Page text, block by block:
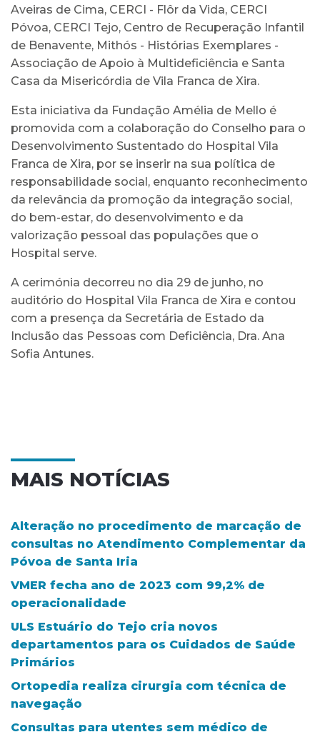
Aveiras de Cima, CERCI - Flôr da Vida, CERCI
Póvoa, CERCI Tejo, Centro de Recuperação Infantil
de Benavente, Mithós - Histórias Exemplares -
Associação de Apoio à Multideficiência e Santa
Casa da Misericórdia de Vila Franca de Xira.
Esta iniciativa da Fundação Amélia de Mello é
promovida com a colaboração do Conselho para o
Desenvolvimento Sustentado do Hospital Vila
Franca de Xira, por se inserir na sua política de
responsabilidade social, enquanto reconhecimento
da relevância da promoção da integração social,
do bem-estar, do desenvolvimento e da
valorização pessoal das populações que o
Hospital serve.
A cerimónia decorreu no dia 29 de junho, no
auditório do Hospital Vila Franca de Xira e contou
com a presença da Secretária de Estado da
Inclusão das Pessoas com Deficiência, Dra. Ana
Sofia Antunes.
MAIS NOTÍCIAS
Alteração no procedimento de marcação de
consultas no Atendimento Complementar da
Póvoa de Santa Iria
VMER fecha ano de 2023 com 99,2% de
operacionalidade
ULS Estuário do Tejo cria novos
departamentos para os Cuidados de Saúde
Primários
Ortopedia realiza cirurgia com técnica de
navegação
Consultas para utentes sem médico de